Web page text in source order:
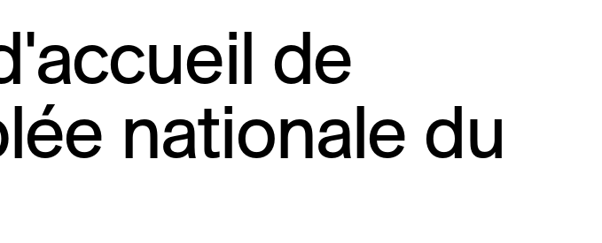
de
nationale du